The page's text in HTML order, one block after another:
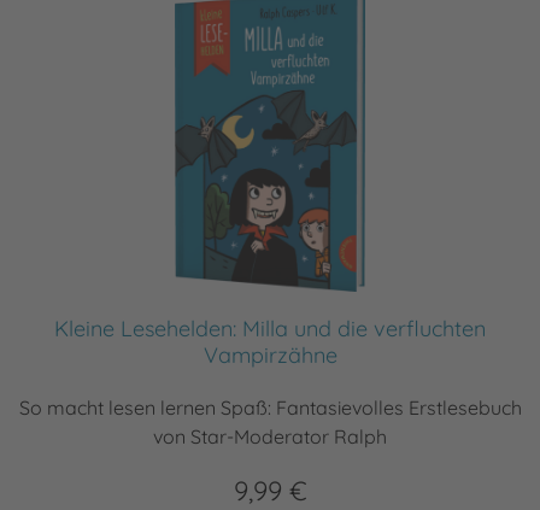
Kleine Lesehelden: Milla und die verfluchten
Vampirzähne
So macht lesen lernen Spaß: Fantasievolles Erstlesebuch
von Star-Moderator Ralph
9,99 €